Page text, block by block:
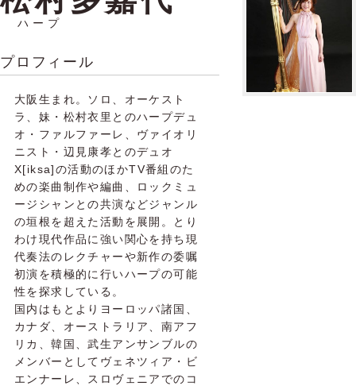
ハープ
プロフィール
大阪生まれ。ソロ、オーケスト
ラ、妹・松村衣里とのハープデュ
オ・ファルファーレ、ヴァイオリ
ニスト・辺見康孝とのデュオ
X[iksa]の活動のほかTV番組のた
めの楽曲制作や編曲、ロックミュ
ージシャンとの共演などジャンル
の垣根を超えた活動を展開。とり
わけ現代作品に強い関心を持ち現
代奏法のレクチャーや新作の委嘱
初演を積極的に行いハープの可能
性を探求している。
国内はもとよりヨーロッパ諸国、
カナダ、オーストラリア、南アフ
リカ、韓国、武生アンサンブルの
メンバーとしてヴェネツィア・ビ
エンナーレ、スロヴェニアでのコ